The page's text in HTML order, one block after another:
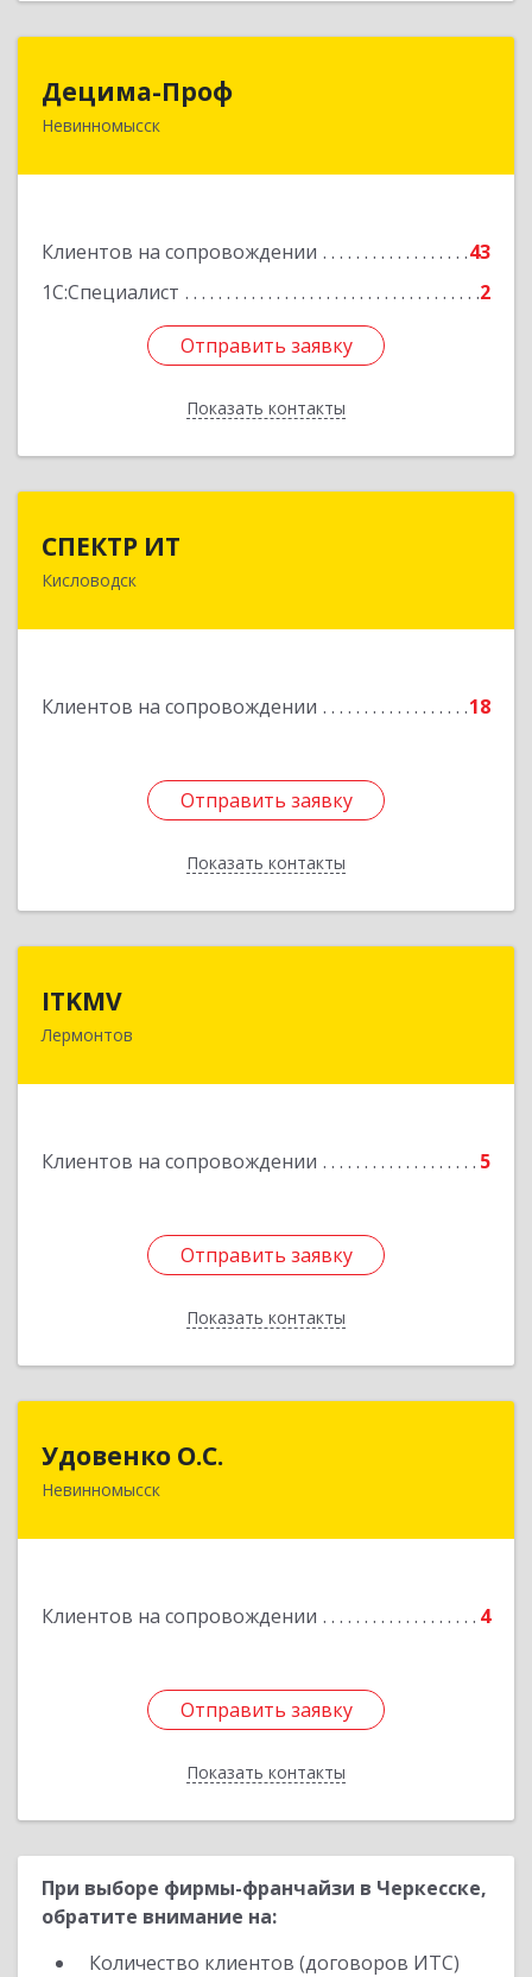
Децима-Проф
Невинномысск
Клиентов на сопровождении
43
1С:Специалист
2
Отправить заявку
Показать контакты
357100, Ставропольский край, Невинномысск г,
Отправить заявку
Назад
СПЕКТР ИТ
Кисловодск
Клиентов на сопровождении 18
Отправить заявку
Показать контакты
357736, Ставропольский край, Кисловодск г,
Отправить заявку
Назад
ITKMV
Лермонтов
Клиентов на сопровождении 5
Отправить заявку
Показать контакты
Отправить заявку
Назад
Удовенко О.С.
Невинномысск
Клиентов на сопровождении 4
Отправить заявку
Показать контакты
357 100, г.Невинномысск, ул.Революцеонная,
Отправить заявку
Назад
При выборе фирмы-франчайзи в Черкесске,
обратите внимание на:
Количество клиентов (договоров ИТС)